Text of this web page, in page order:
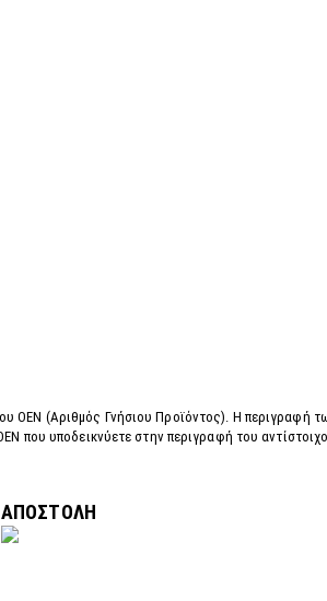
(Αριθμός Γνήσιου Προϊόντος). Η περιγραφή
που υποδεικνύετε στην περιγραφή του
ΑΠΟΣΤΟΛΗ